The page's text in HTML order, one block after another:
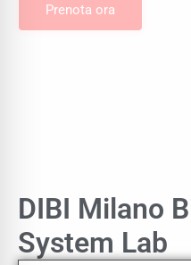
Prenota ora
DIBI Milano
System Lab